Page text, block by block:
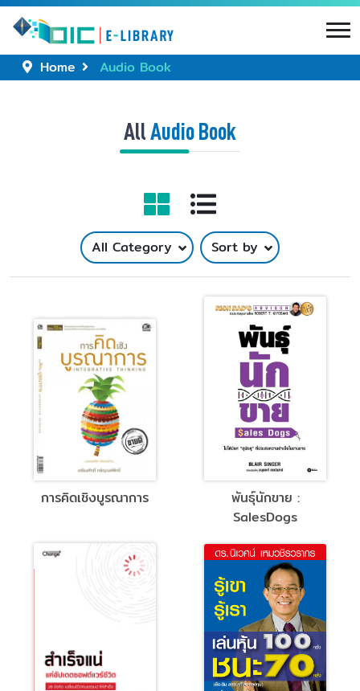
Home Audio Book
All Audio Book
All Category Sort by
การคิดเชิงบูรณาการ
พันธุ์นักขาย :
SalesDogs